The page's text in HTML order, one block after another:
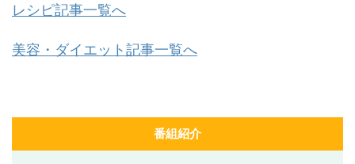
レシピ記事一覧へ
美容・ダイエット記事一覧へ
番組紹介